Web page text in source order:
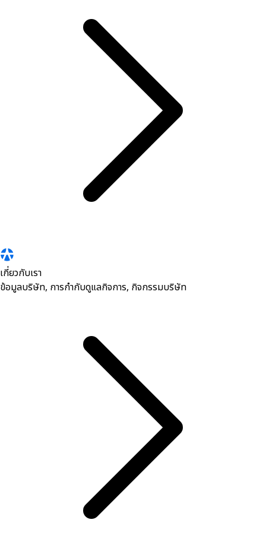
เกี่ยวกับเรา
ข้อมูลบริษัท, การกำกับดูแลกิจการ, กิจกรรมบริษัท